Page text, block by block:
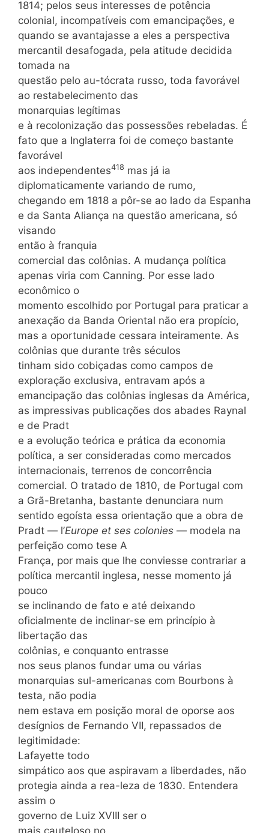
1814; pelos seus interesses de potência
colonial, incompatíveis com emancipações, e
quando se avantajasse a eles a perspectiva
mercantil desafogada, pela atitude decidida
tomada na
questão pelo au-tócrata russo, toda favorável
ao restabelecimento das
monarquias legítimas
e à recolonização das possessões rebeladas. É
fato que a Inglaterra foi de começo bastante
favorável
aos independentes418 mas já ia
diplomaticamente variando de rumo,
chegando em 1818 a pôr-se ao lado da Espanha
e da Santa Aliança na questão americana, só
visando
então à franquia
comercial das colônias. A mudança política
apenas viria com Canning. Por esse lado
econômico o
momento escolhido por Portugal para praticar a
anexação da Banda Oriental não era propício,
mas a oportunidade cessara inteiramente. As
colônias que durante três séculos
tinham sido cobiçadas como campos de
exploração exclusiva, entravam após a
emancipação das colônias inglesas da América,
as impressivas publicações dos abades Raynal
e de Pradt
e a evolução teórica e prática da economia
política, a ser consideradas como mercados
internacionais, terrenos de concorrência
comercial. O tratado de 1810, de Portugal com
a Grã-Bretanha, bastante denunciara num
sentido egoísta essa orientação que a obra de
Pradt — l’Europe et ses colonies — modela na
perfeição como tese A
França, por mais que lhe conviesse contrariar a
política mercantil inglesa, nesse momento já
pouco
se inclinando de fato e até deixando
oficialmente de inclinar-se em princípio à
libertação das
colônias, e conquanto entrasse
nos seus planos fundar uma ou várias
monarquias sul-americanas com Bourbons à
testa, não podia
nem estava em posição moral de oporse aos
desígnios de Fernando VII, repassados de
legitimidade:
Lafayette todo
simpático aos que aspiravam a liberdades, não
protegia ainda a rea-leza de 1830. Entendera
assim o
governo de Luiz XVIII ser o
mais cauteloso no